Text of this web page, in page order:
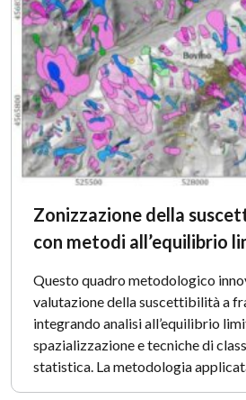
Zonizzazione della
con metodi all’equilibrio
Questo quadro metodologico
valutazione della suscettibilità a
integrando analisi all’equilibrio
spazializzazione e tecniche di
statistica. La metodologia